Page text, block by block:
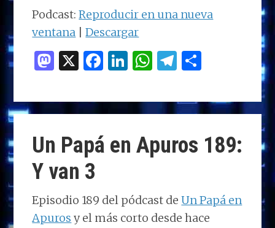
audio
Podcast:Reproducir en una nueva
ventana |Descargar
M
to
d
o
n
X F
ce
b
o
o
Li
k
e
dI
n
W
at
s
A
p
T
e
g
ra
m
m
p
ar
ti
Un Papá en Apuros 189:
Y van 3
Episodio 189 del pódcast deUn Papá en
Apuros y el más corto desde hace